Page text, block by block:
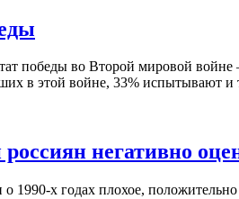
победы во Второй мировой
в этой войне, 33% испытывают и
негативно
о 1990-х годах плохое,